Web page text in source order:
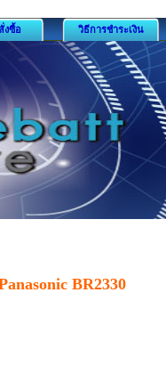
งซื้อ วิธีการชำระเงิน
BR2330